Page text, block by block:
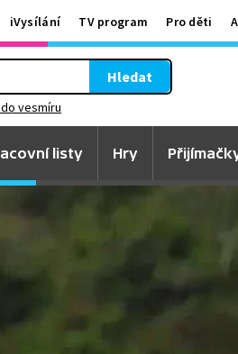
iVysílání TV program Pro děti
Hledat
vesmíru
listy Hry